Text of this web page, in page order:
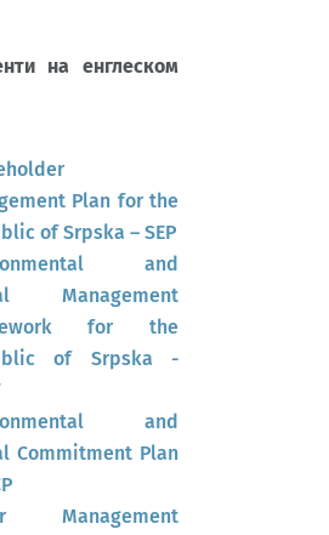
на енглеском
Plan for the
of Srpska – SEP
and
Management
for the
of Srpska -
and
Commitment Plan
Management